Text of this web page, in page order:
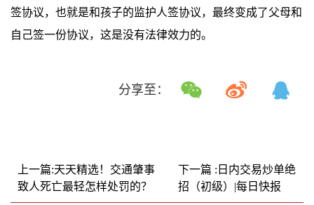
签协议，也就是和孩子的监护人签协议，最终变成了父母和
自己签一份协议，这是没有法律效力的。
分享至：
上一篇:天天精选！交通肇事
致人死亡最轻怎样处罚的？
下一篇 :日内交易炒单绝
招（初级）|每日快报